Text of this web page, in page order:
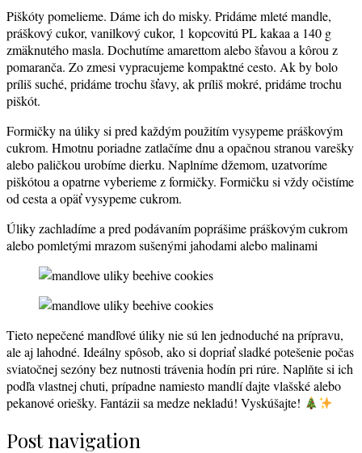
Piškóty pomelieme. Dáme ich do misky. Pridáme mleté mandle,
práškový cukor, vanilkový cukor, 1 kopcovitú PL kakaa a 140 g
zmäknutého masla. Dochutíme amarettom alebo šťavou a kôrou z
pomaranča. Zo zmesi vypracujeme kompaktné cesto. Ak by bolo
príliš suché, pridáme trochu šťavy, ak príliš mokré, pridáme trochu
piškót.
Formičky na úliky si pred každým použitím vysypeme práškovým
cukrom. Hmotnu poriadne zatlačíme dnu a opačnou stranou varešky
alebo paličkou urobíme dierku. Naplníme džemom, uzatvoríme
piškótou a opatrne vyberieme z formičky. Formičku si vždy očistíme
od cesta a opäť vysypeme cukrom.
Úliky zachladíme a pred podávaním poprášime práškovým cukrom
alebo pomletými mrazom sušenými jahodami alebo malinami
Tieto nepečené mandľové úliky nie sú len jednoduché na prípravu,
ale aj lahodné. Ideálny spôsob, ako si dopriať sladké potešenie počas
sviatočnej sezóny bez nutnosti trávenia hodín pri rúre. Naplňte si ich
podľa vlastnej chuti, prípadne namiesto mandlí dajte vlašské alebo
pekanové oriešky. Fantázii sa medze nekladú! Vyskúšajte!
Post navigation